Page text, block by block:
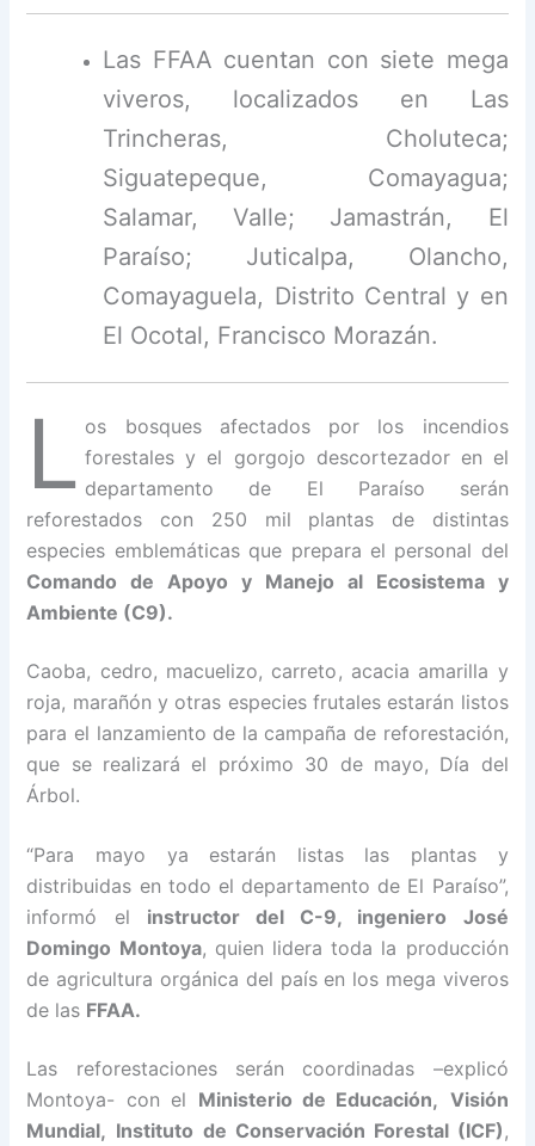
Las FFAA cuentan con siete mega
viveros, localizados en Las
Trincheras, Choluteca;
Siguatepeque, Comayagua;
Salamar, Valle; Jamastrán, El
Paraíso; Juticalpa, Olancho,
Comayaguela, Distrito Central y en
El Ocotal, Francisco Morazán.
L os bosques afectados por los incendios
forestales y el gorgojo descortezador en el
departamento de El Paraíso serán
reforestados con 250 mil plantas de distintas
especies emblemáticas que prepara el personal del
Comando de Apoyo y Manejo al Ecosistema y
Ambiente (C9).
Caoba, cedro, macuelizo, carreto, acacia amarilla y
roja, marañón y otras especies frutales estarán listos
para el lanzamiento de la campaña de reforestación,
que se realizará el próximo 30 de mayo, Día del
Árbol.
“Para mayo ya estarán listas las plantas y
distribuidas en todo el departamento de El Paraíso”,
informó el instructor del C-9, ingeniero José
Domingo Montoya, quien lidera toda la producción
de agricultura orgánica del país en los mega viveros
de las FFAA.
Las reforestaciones serán coordinadas –explicó
Montoya- con el Ministerio de Educación, Visión
Mundial, Instituto de Conservación Forestal (ICF) ,